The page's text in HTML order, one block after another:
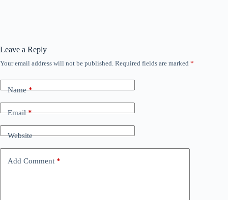
Leave a Reply
Your email address will not be published. Required fields are marked *
Name*
Email*
Website
Add Comment *